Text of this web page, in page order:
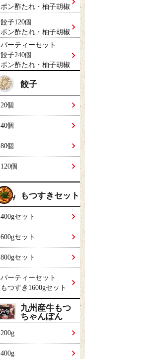
ポン酢たれ・柚子胡椒
餃子120個
ポン酢たれ・柚子胡椒
パーティーセット
餃子240個
ポン酢たれ・柚子胡椒
餃子
20個
40個
80個
120個
もつすきセット
400gセット
600gセット
800gセット
パーティーセット
もつすき1600gセット
九州産牛もつ
ちゃんぽん
200g
400g